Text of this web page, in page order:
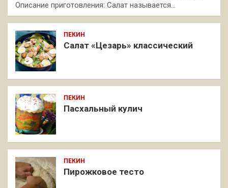
Описание приготовления: Салат называется…
ПЕКИН
Салат «Цезарь» классический
ПЕКИН
Пасхальный кулич
ПЕКИН
Пирожковое тесто